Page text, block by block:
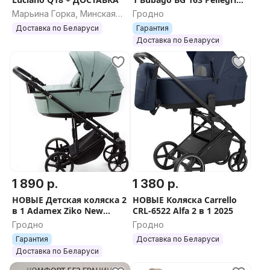
- материал внутренней обивки и чехла на матрасик
100% хлопок;
- материал внешней обивки 100% полиэстер;
Характеристика прогулочного блока:
- устанавливается на раму коляски по ходу
движения или против;
- регулируемая спинка и подножка;
- оснащен 5-ти точечными ремнями безопасности;
- смотровое окошко на капюшоне для наблюдения
за малышом;
- оснащен мягкой ручкой для ребенка и хлястиком
между ножек (ребенка не обязательно все время
пристегивать ремнями);
- вес 5 кг.
Характеристика рамы коляски:
- легко и компактно складывается в машину;
- тормоза на задние колеса;
Марьина Горка, Минская
область
Доставка по Беларуси
Khaki + ДОСТАВКА
Гродно
Гарантия
Доставка по Беларуси
1 890 р.
НОВЫЕ Детская коляска 2
в 1 Adamex Ziko New
Deluxe SA-20
Гродно
Гарантия
Доставка по Беларуси
1 380 р.
НОВЫЕ Коляска Carrello
CRL-6522 Alfa 2 в 1 2025
Гродно
Доставка по Беларуси